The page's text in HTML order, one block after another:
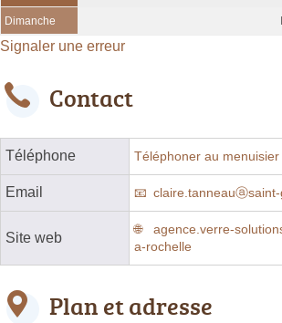
Dimanche
Signaler une erreur
Contact
Téléphone Téléphoner au menuisier
Email claire.tanneauⓐsaint-
Site web
agence.verre-
a-rochelle
Plan et adresse